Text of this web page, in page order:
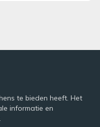
te bieden heeft. Het
informatie en